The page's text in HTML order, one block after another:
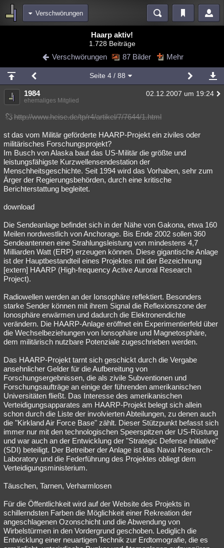
Verschwörungen
Blogs Videos
Chat Wiki Neuigkeiten
meine Rubriken
Menschen Mystery Kriminalfälle
Spiritualität Verschwörungen Technologie
Natur Umfragen Unterhaltung
weitere Rubriken
Philosophie Träume Orte Esoterik
Astronomie Helpdesk Gruppen Gaming
Musik
Besucht Teilgenommen Alle Neue Geschlossen
Lesenswert Schlüsselwörter
Haarp aktiv!
1.728 Beiträge
Verschwörungen 87 Bilder Mehr
Seite 4/ 88
1984 02.12.2007 um 19:24
ehemaliges Mitglied
http://www.heise.de/tp/r4/artikel/7/7644/1.html
st das vom Militär geförderte HAARP-Projekt ein ziviles oder
militärisches Forschungsprojekt?
Im Busch von Alaska baut das US-Militär die größte und
leistungsfähigste Kurzwellensendestation der
Menschheitsgeschichte. Seit 1994 wird das Vorhaben, sehr zum
Ärger der Regierungsbehörden, durch eine kritische
Berichterstattung begleitet.
download
Die Sendeanlage befindet sich in der Nähe von Gakona, etwa 160
Meilen nordwestlich von Anchorage. Bis Ende 2002 sollen 360
Sendeantennen eine Strahlungsleistung von mindestens 4,7
Milliarden Watt (ERP) erzeugen können. Diese gigantische Anlage
ist der Hauptbestandteil eines Projektes mit der Bezeichnung
[extern] HAARP (High-frequency Active Auroral Research
Project).
Radiowellen werden an der Ionsophäre reflektiert. Besonders
starke Sender können mit ihrem Signal die Reflexionszone der
Ionosphäre erwärmen und dadurch die Elektronendichte
verändern. Die HAARP-Anlage eröffnet ein Experimentierfeld über
die Wechselbeziehungen von Ionsophäre und Magnetosphäre,
dem militärisch nutzbare Potenziale zugeschrieben werden.
Das HAARP-Projekt tarnt sich geschickt durch die Vergabe
ansehnlicher Gelder für die Aufbereitung von
Forschungsergebnissen, die als zivile Subventionen und
Forschungsaufträge an einige der führenden amerikanischen
Universitäten fließt. Das Interesse des amerikanischen
Verteidigungsapparates am HAARP-Projekt belegt sich allein
schon durch die Liste der involvierten Abteilungen, zu denen auch
die "Kirkland Air Force Base" zählt. Dieser Stützpunkt befasst sich
immer nur mit den technologischen Speerspitzen der US-Rüstung
und war auch an der Entwicklung der "Strategic Defense Initiative"
(SDI) beteiligt. Der Betreiber der Anlage ist das Naval Research-
Laboratory und die Federführung des Projektes obliegt dem
Verteidigungsministerium.
Täuschen, Tarnen, Verharmlosen
Für die Öffentlichkeit wird auf der Website des Projekts in
schillerndsten Farben die Möglichkeit einer Rekreation der
angeschlagenen Ozonschicht und die Abwendung von
Wirbelstürmen in den Vordergrund geschoben. Lediglich die
Entwicklung einer neuartigen Technik zur Erdtomografie, die es